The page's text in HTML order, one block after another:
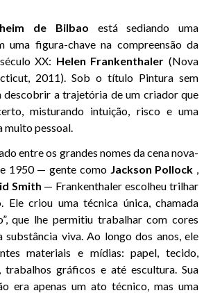
de Bilbao está sediando uma
uma figura-chave na compreensão da
XX: Helen Frankenthaler (Nova
2011). Sob o título Pintura sem
descobrir a trajetória de um criador que
misturando intuição, risco e uma
pessoal.
entre os grandes nomes da cena nova-
1950 — gente como Jackson Pollock ,
Smith — Frankenthaler escolheu trilhar
Ele criou uma técnica única, chamada
que lhe permitiu trabalhar com cores
substância viva. Ao longo dos anos, ele
materiais e mídias: papel, tecido,
trabalhos gráficos e até escultura. Sua
era apenas um ato técnico, mas uma